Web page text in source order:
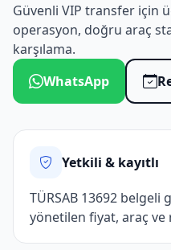
Güvenli VIP transfer için
operasyon, doğru araç
karşılama.
WhatsApp
Yetkili & kayıtlı
TÜRSAB 13692
yönetilen fiyat, araç ve